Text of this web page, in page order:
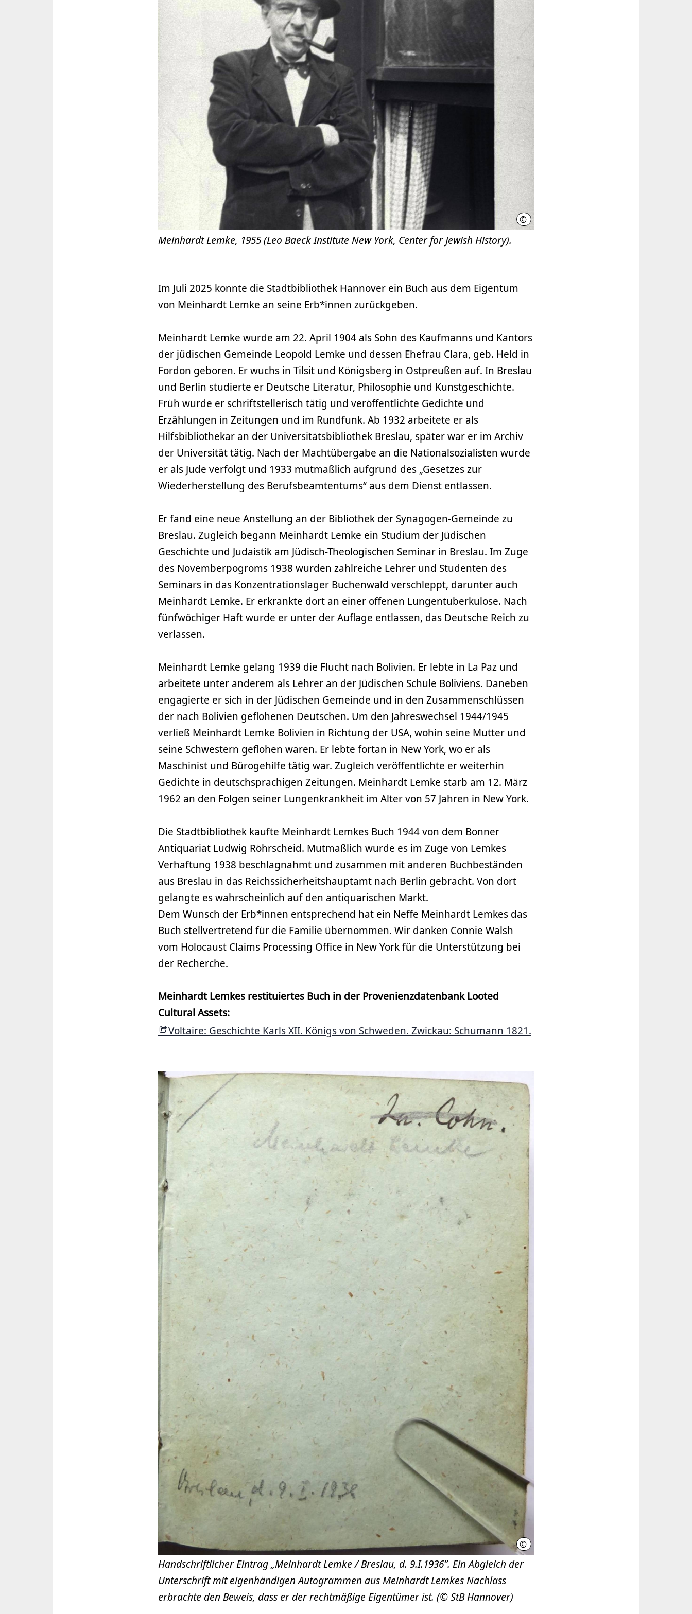
© Leo Baeck Institute New York, Center for Jewish History
Meinhardt Lemke, 1955 (Leo Baeck Institute New York, Center for Jewish History).
Im Juli 2025 konnte die Stadtbibliothek Hannover ein Buch aus dem Eigentum
von Meinhardt Lemke an seine Erb*innen zurückgeben.
Meinhardt Lemke wurde am 22. April 1904 als Sohn des Kaufmanns und Kantors
der jüdischen Gemeinde Leopold Lemke und dessen Ehefrau Clara, geb. Held in
Fordon geboren. Er wuchs in Tilsit und Königsberg in Ostpreußen auf. In Breslau
und Berlin studierte er Deutsche Literatur, Philosophie und Kunstgeschichte.
Früh wurde er schriftstellerisch tätig und veröffentlichte Gedichte und
Erzählungen in Zeitungen und im Rundfunk. Ab 1932 arbeitete er als
Hilfsbibliothekar an der Universitätsbibliothek Breslau, später war er im Archiv
der Universität tätig. Nach der Machtübergabe an die Nationalsozialisten wurde
er als Jude verfolgt und 1933 mutmaßlich aufgrund des „Gesetzes zur
Wiederherstellung des Berufsbeamtentums“ aus dem Dienst entlassen.
Er fand eine neue Anstellung an der Bibliothek der Synagogen-Gemeinde zu
Breslau. Zugleich begann Meinhardt Lemke ein Studium der Jüdischen
Geschichte und Judaistik am Jüdisch-Theologischen Seminar in Breslau. Im Zuge
des Novemberpogroms 1938 wurden zahlreiche Lehrer und Studenten des
Seminars in das Konzentrationslager Buchenwald verschleppt, darunter auch
Meinhardt Lemke. Er erkrankte dort an einer offenen Lungentuberkulose. Nach
fünfwöchiger Haft wurde er unter der Auflage entlassen, das Deutsche Reich zu
verlassen.
Meinhardt Lemke gelang 1939 die Flucht nach Bolivien. Er lebte in La Paz und
arbeitete unter anderem als Lehrer an der Jüdischen Schule Boliviens. Daneben
engagierte er sich in der Jüdischen Gemeinde und in den Zusammenschlüssen
der nach Bolivien geflohenen Deutschen. Um den Jahreswechsel 1944/1945
verließ Meinhardt Lemke Bolivien in Richtung der USA, wohin seine Mutter und
seine Schwestern geflohen waren. Er lebte fortan in New York, wo er als
Maschinist und Bürogehilfe tätig war. Zugleich veröffentlichte er weiterhin
Gedichte in deutschsprachigen Zeitungen. Meinhardt Lemke starb am 12. März
1962 an den Folgen seiner Lungenkrankheit im Alter von 57 Jahren in New York.
Die Stadtbibliothek kaufte Meinhardt Lemkes Buch 1944 von dem Bonner
Antiquariat Ludwig Röhrscheid. Mutmaßlich wurde es im Zuge von Lemkes
Verhaftung 1938 beschlagnahmt und zusammen mit anderen Buchbeständen
aus Breslau in das Reichssicherheitshauptamt nach Berlin gebracht. Von dort
gelangte es wahrscheinlich auf den antiquarischen Markt.
Dem Wunsch der Erb*innen entsprechend hat ein Neffe Meinhardt Lemkes das
Buch stellvertretend für die Familie übernommen. Wir danken Connie Walsh
vom Holocaust Claims Processing Office in New York für die Unterstützung bei
der Recherche.
Meinhardt Lemkes restituiertes Buch in der Provenienzdatenbank Looted
Cultural Assets:
Voltaire: Geschichte Karls XII. Königs von Schweden. Zwickau: Schumann 1821.
© Stadtbibliothek Hannover
Handschriftlicher Eintrag „Meinhardt Lemke / Breslau, d. 9.I.1936”. Ein Abgleich der
Unterschrift mit eigenhändigen Autogrammen aus Meinhardt Lemkes Nachlass
erbrachte den Beweis, dass er der rechtmäßige Eigentümer ist. (© StB Hannover)